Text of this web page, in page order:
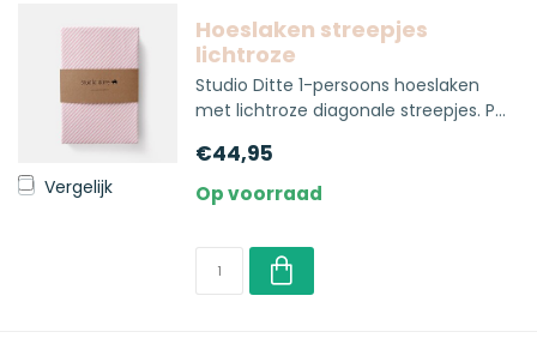
Vergelijk
Hoeslaken streepjes
lichtroze
Studio Ditte 1-persoons hoeslaken
met lichtroze diagonale streepjes. P...
€44,95
Op voorraad